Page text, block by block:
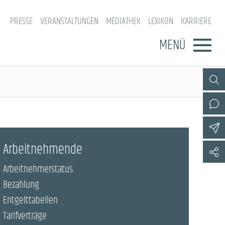
PRESSE VERANSTALTUNGEN MEDIATHEK LEXIKON KARRIERE
MENÜ
Arbeitnehmende
Arbeitnehmerstatus
Bezahlung
Entgelttabellen
Tarifverträge